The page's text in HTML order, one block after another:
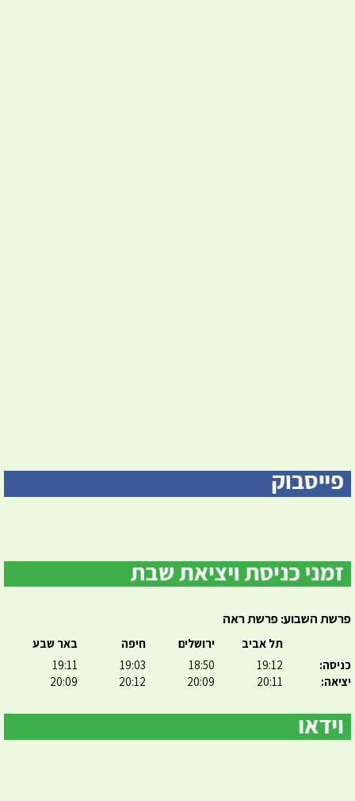
פרשת השבוע: פרשת ראה
כניסה:
יציאה:
תל אביב
19:12
20:11
ירושלים
18:50
20:09
חיפה
19:03
20:12
באר שבע
19:11
20:09